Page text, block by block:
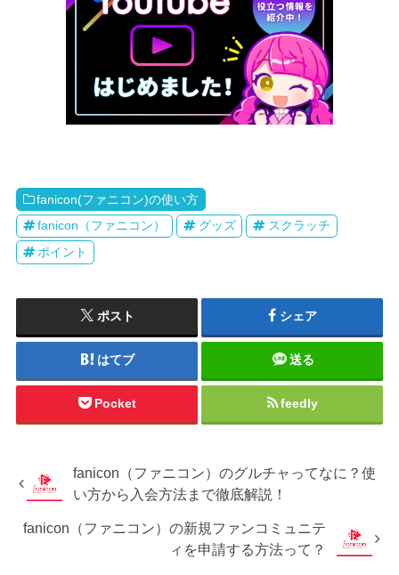
fanicon(ファニコン)の使い方
fanicon（ファニコン）
グッズ
スクラッチ
ポイント
ポスト シェア
はてブ 送る
Pocket feedly
fanicon（ファニコン）のグルチャってなに？使
い方から入会方法まで徹底解説！
fanicon（ファニコン）の新規ファンコミュニテ
ィを申請する方法って？